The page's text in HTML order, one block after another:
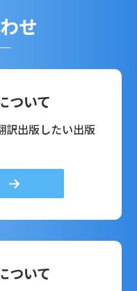
せ
ついて
訳出版したい出版
ついて